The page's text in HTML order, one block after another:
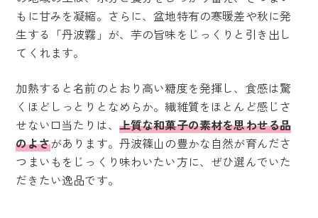
もに甘みを凝縮。さらに、盆地特有の寒暖差や秋に発
生する「丹波霧」が、芋の旨味をじっくりと引き出し
てくれます。
加熱すると名前のとおり高い糖度を発揮し、食感は驚
くほどしっとりとなめらか。繊維質をほとんど感じさ
せない口当たりは、 上質な和菓子の素材を思わせる品
のよさがあります。丹波篠山の豊かな自然が育んださ
つまいもをじっくり味わいたい方に、ぜひ選んでいた
だきたい逸品です。